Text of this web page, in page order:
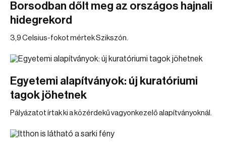
Borsodban dőlt meg az országos hajnali
hidegrekord
3,9 Celsius-fokot mértek Szikszón.
Egyetemi alapítványok: új kuratóriumi
tagok jöhetnek
Pályázatot írtak ki a közérdekű vagyonkezelő alapítványoknál.